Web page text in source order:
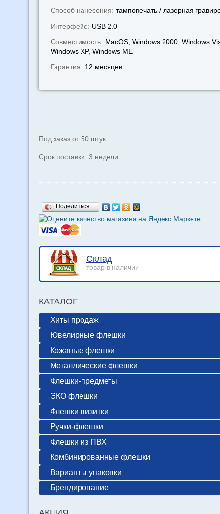
Способ нанесения: тампопечать / лазерная
Интерфейс: USB 2.0
Совместимость: MacOS, Windows 2000, Windows
Windows XP, Windows МЕ
Гарантия: 12 месяцев
Под заказ от 50 штук.
Срок поставки: 3 недели.
Поделиться…
Склад
товар в наличии
КАТАЛОГ
Хиты продаж
Ювелирные флешки
Кожаные флешки
Металлические флешки
Флешки-предметы
ЭКО флешки
Флешки визитки
Ручки-флешки
Флешки из ПВХ
Комбинированные флешки
Варианты упаковки
Брендирование